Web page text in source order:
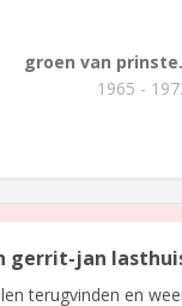
groen van
1965 -
jan
terugvinden en